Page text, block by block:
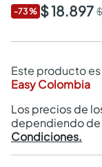
-73% $ 18.897
Este producto
Easy Colombia
Los precios de
dependiendo de
Condiciones.